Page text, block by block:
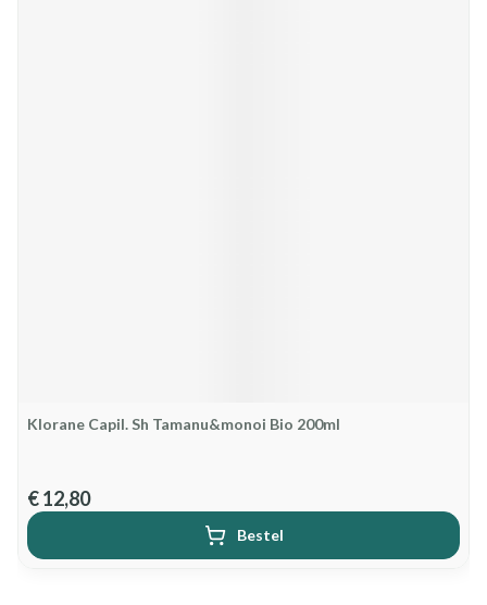
Klorane Capil. Sh Tamanu&monoi Bio 200ml
€ 12,80
Bestel